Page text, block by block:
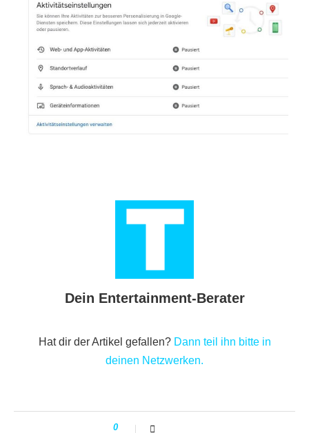
Dein Entertainment-Berater
Hat dir der Artikel gefallen? Dann teil ihn bitte in
deinen Netzwerken.
0